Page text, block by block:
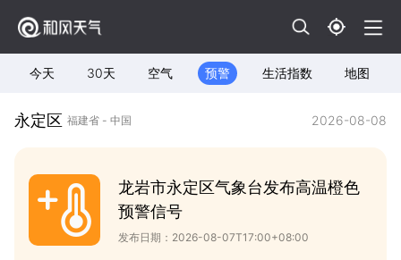
今天 30天 空气 预警 生活指数 地图
永定区 福建省 - 中国 2026-08-08
龙岩市永定区气象台发布高温橙色
预警信号
发布日期：2026-08-07T17:00+08:00